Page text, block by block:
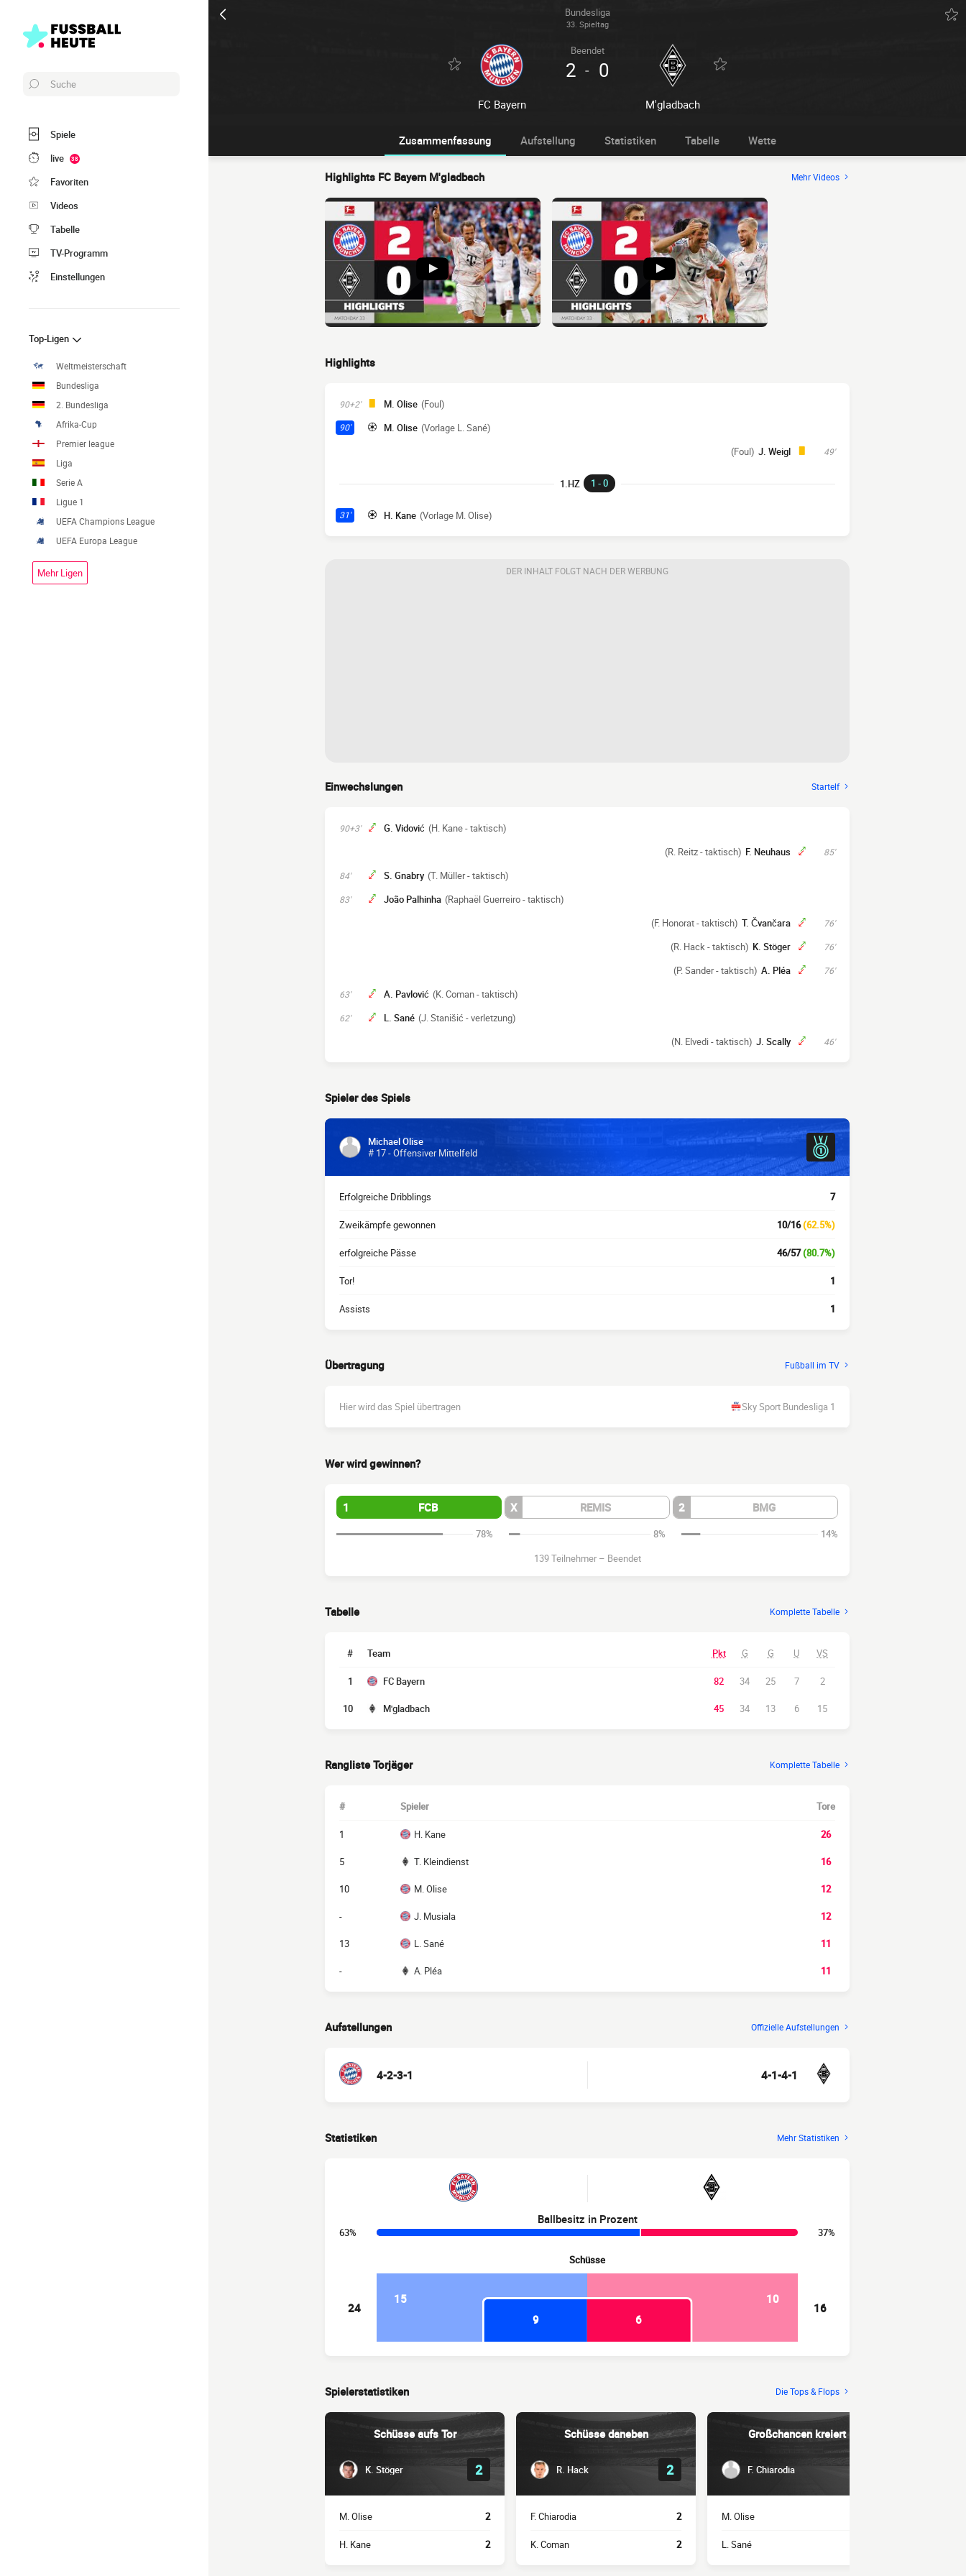
Bundesliga
33. Spieltag
FC Bayern
Beendet
2 - 0
M'gladbach
Suche
Spiele
live
38
Favoriten
Videos
Tabelle
TV-Programm
Einstellungen
Top-Ligen
Weltmeisterschaft
Bundesliga
2. Bundesliga
Afrika-Cup
Premier league
Liga
Serie A
Ligue 1
UEFA Champions League
UEFA Europa League
Mehr Ligen
Zusammenfassung Aufstellung Statistiken Tabelle Wette
Highlights FC Bayern M'gladbach Mehr Videos
Highlights
90+2' M. Olise (Foul)
90' M. Olise (Vorlage L. Sané)
49'
J. Weigl
(Foul)
1.HZ 1 - 0
31' H. Kane (Vorlage M. Olise)
DER INHALT FOLGT NACH DER WERBUNG
Einwechslungen Startelf
90+3' G. Vidović (H. Kane - taktisch)
85'
F. Neuhaus
(R. Reitz - taktisch)
84' S. Gnabry (T. Müller - taktisch)
83' João Palhinha (Raphaël Guerreiro - taktisch)
76'
T. Čvančara
(F. Honorat - taktisch)
76'
K. Stöger
(R. Hack - taktisch)
76'
A. Pléa
(P. Sander - taktisch)
63' A. Pavlović (K. Coman - taktisch)
62' L. Sané (J. Stanišić - verletzung)
46'
J. Scally
(N. Elvedi - taktisch)
Spieler des Spiels
Michael Olise
# 17 - Offensiver Mittelfeld
Erfolgreiche Dribblings 7
Zweikämpfe gewonnen 10/16(62.5%)
erfolgreiche Pässe 46/57(80.7%)
Tor! 1
Assists 1
Übertragung Fußball im TV
Hier wird das Spiel übertragen Sky Sport Bundesliga 1
Wer wird gewinnen?
1 FCB X REMIS 2 BMG
78% 8%
14%
139 Teilnehmer – Beendet
Tabelle Komplette Tabelle
# Team Pkt G G U VS
1 FC Bayern 82 34 25 7 2
10 M'gladbach 45 34 13 6 15
Rangliste Torjäger Komplette Tabelle
# Spieler Tore
1 H. Kane 26
5 T. Kleindienst 16
10 M. Olise 12
- J. Musiala 12
13 L. Sané 11
- A. Pléa 11
Aufstellungen Offizielle Aufstellungen
4-2-3-1 4-1-4-1
Statistiken Mehr Statistiken
Ballbesitz in Prozent
63% 37%
Schüsse
24
15
10
9
6
16
Spielerstatistiken Die Tops & Flops
Schüsse aufs Tor
K. Stöger 2
M. Olise 2
H. Kane 2
Schüsse daneben
R. Hack 2
F. Chiarodia 2
K. Coman 2
Großchancen kreiert
F. Chiarodia
M. Olise
L. Sané